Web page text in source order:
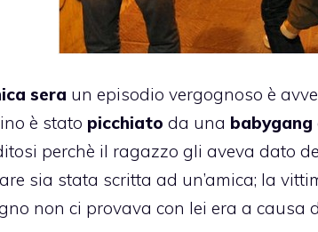
sera un episodio vergognoso è
è stato picchiato da una babygang
perchè il ragazzo gli aveva dato
sia stata scritta ad un’amica; la
non ci provava con lei era a causa